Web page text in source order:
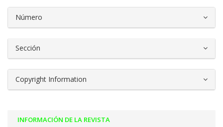
Número
Sección
Copyright Information
INFORMACIÓN DE LA REVISTA